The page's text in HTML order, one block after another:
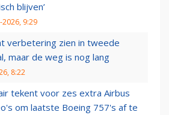
blijven’
2026, 9:29
verbetering zien in tweede
maar de weg is nog lang
8:22
tekent voor zes extra Airbus
om laatste Boeing 757's af te